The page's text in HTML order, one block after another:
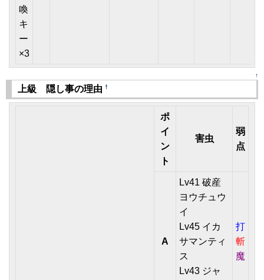
喚
キ
ー
×3
↑
上級 隠し事の理由 †
ポ
イ
ン
ト
害虫
弱
点
A
Lv41 破産
ヨウチュウ
イ
Lv45 イカ
サマンティ
ス
Lv43 ジャ
打
斬
魔